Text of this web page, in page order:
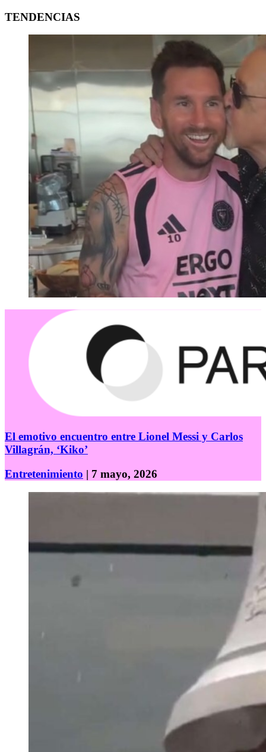
TENDENCIAS
El emotivo encuentro entre Lionel Messi y Carlos
Villagrán, ‘Kiko’
Entretenimiento | 7 mayo, 2026